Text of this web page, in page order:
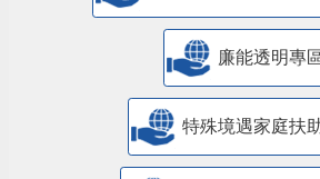
廉能透明專
特殊境遇家庭扶